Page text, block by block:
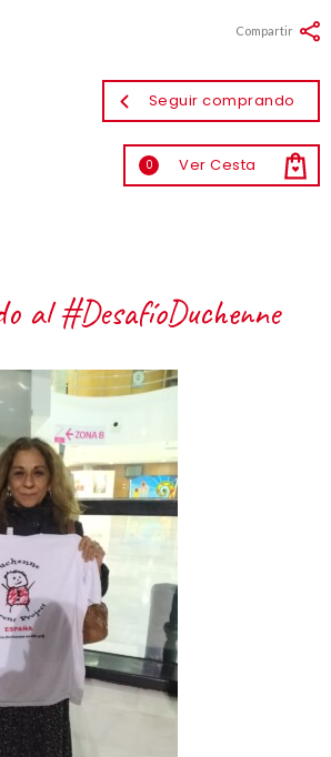
Seguir comprando
0 Ver Cesta
Compartir
al #DesafíoDuchenne